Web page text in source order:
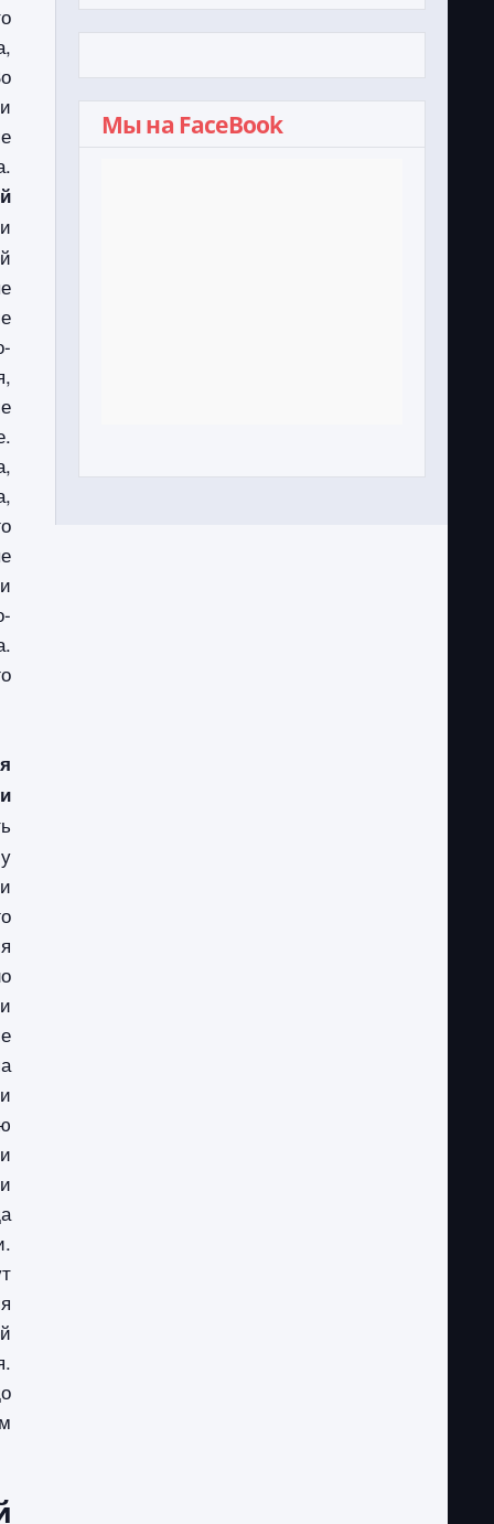
Мы на FaceBook